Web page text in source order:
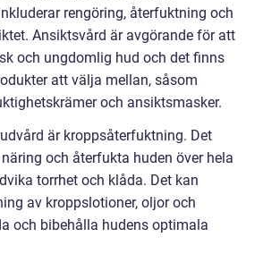
rengöring, återfuktning och
Ansiktsvård är avgörande för att
och ungdomlig hud och det finns
att välja mellan, såsom
och ansiktsmasker.
är kroppsåterfuktning. Det
och återfukta huden över hela
torrhet och klåda. Det kan
av kroppslotioner, oljor och
och bibehålla hudens optimala